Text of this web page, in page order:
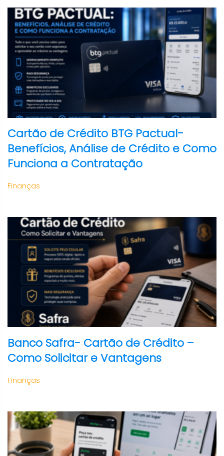
Cartão de Crédito BTG Pactual-
Benefícios, Análise de Crédito e Como
Funciona a Contratação
Finanças
Banco Safra- Cartão de Crédito –
Como Solicitar e Vantagens
Finanças